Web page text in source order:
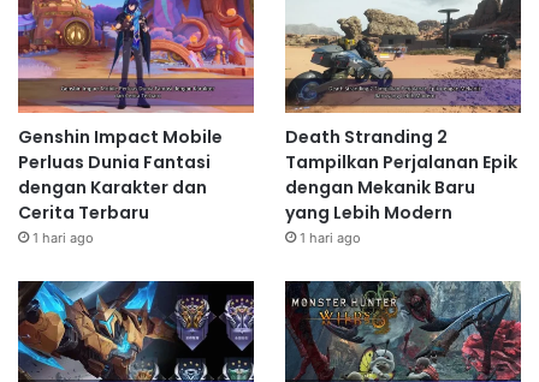
Genshin Impact Mobile
Perluas Dunia Fantasi
dengan Karakter dan
Cerita Terbaru
1 hari ago
Death Stranding 2
Tampilkan Perjalanan Epik
dengan Mekanik Baru
yang Lebih Modern
1 hari ago